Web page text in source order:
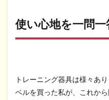
使い心地を一問一
トレーニング器具は様々あ
ベルを買った私が、これか